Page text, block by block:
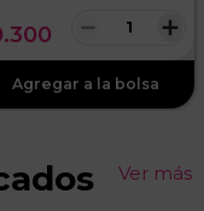
.300 ＋
－
Ver más